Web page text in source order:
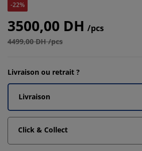
-22%
3500,00 DH /pcs
4499,00 DH /pcs
Livraison ou retrait ?
Livraison
Click & Collect